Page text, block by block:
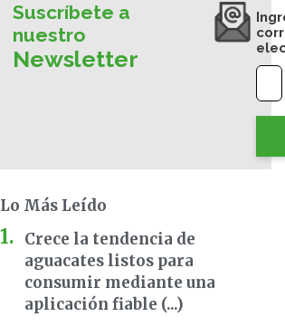
Suscríbete a
nuestro
Newsletter
Lo Más Leído
Crece la tendencia de
aguacates listos para
consumir mediante una
aplicación fiable (...)